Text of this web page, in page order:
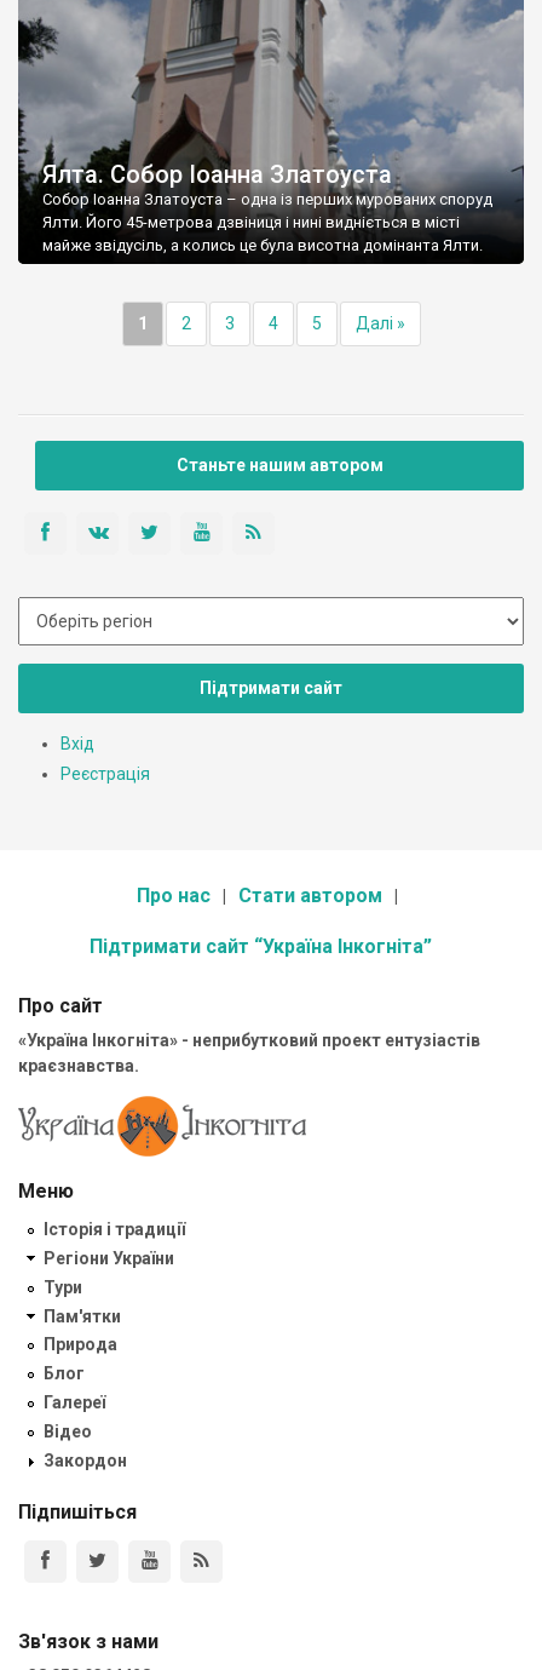
Ялта. Собор Іоанна Златоуста
Собор Іоанна Златоуста – одна із перших мурованих споруд
Ялти. Його 45-метрова дзвіниця і нині видніється в місті
майже звідусіль, а колись це була висотна домінанта Ялти.
1 2 3 4 5 Далі »
Станьте нашим автором
Підтримати сайт
Вхід
Реєстрація
Про нас Стати автором
Підтримати сайт “Україна Інкогніта”
Про сайт
«Україна Інкогніта» - неприбутковий проект ентузіастів
краєзнавства.
Меню
Історія і традиції
Регіони України
Тури
Пам'ятки
Природа
Блог
Галереї
Відео
Закордон
Підпишіться
Зв'язок з нами